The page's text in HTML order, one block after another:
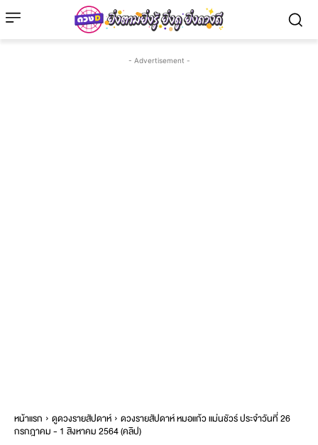
- Advertisement -
หน้าแรก ดูดวงรายสัปดาห์ ดวงรายสัปดาห์ หมอแก้ว แม่นชัวร์ ประจำวันที่ 26
กรกฎาคม - 1 สิงหาคม 2564 (คลิป)